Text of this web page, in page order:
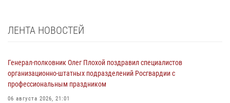
ЛЕНТА НОВОСТЕЙ
Генерал-полковник Олег Плохой поздравил специалистов
организационно-штатных подразделений Росгвардии с
профессиональным праздником
06 августа 2026, 21:01